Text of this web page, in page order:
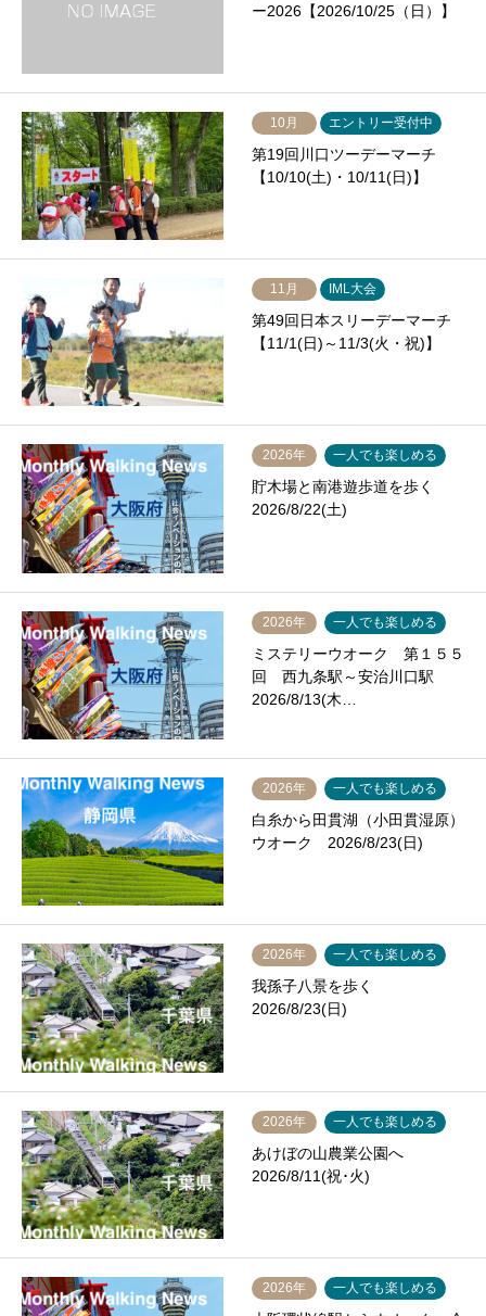
ー2026【2026/10/25（日）】
10月 エントリー受付中
第19回川口ツーデーマーチ
【10/10(土)・10/11(日)】
11月 IML大会
第49回日本スリーデーマーチ
【11/1(日)～11/3(火・祝)】
2026年 一人でも楽しめる
貯木場と南港遊歩道を歩く
2026/8/22(土)
2026年 一人でも楽しめる
ミステリーウオーク 第１５５
回 西九条駅～安治川口駅
2026/8/13(木…
2026年 一人でも楽しめる
白糸から田貫湖（小田貫湿原）
ウオーク 2026/8/23(日)
2026年 一人でも楽しめる
我孫子八景を歩く
2026/8/23(日)
2026年 一人でも楽しめる
あけぼの山農業公園へ
2026/8/11(祝･火)
2026年 一人でも楽しめる